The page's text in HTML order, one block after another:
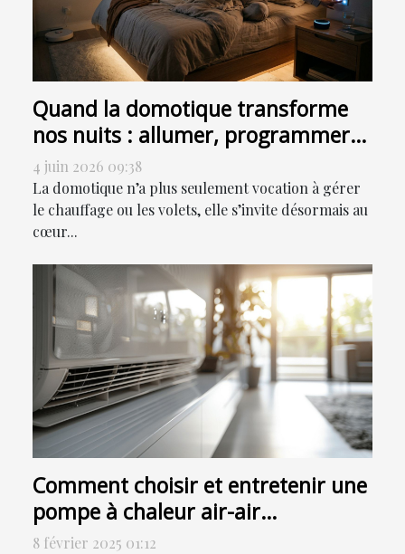
Quand la domotique transforme
nos nuits : allumer, programmer
ou sensoriser ?
4 juin 2026 09:38
La domotique n’a plus seulement vocation à gérer
le chauffage ou les volets, elle s’invite désormais au
cœur...
Comment choisir et entretenir une
pompe à chaleur air-air
efficacement
8 février 2025 01:12